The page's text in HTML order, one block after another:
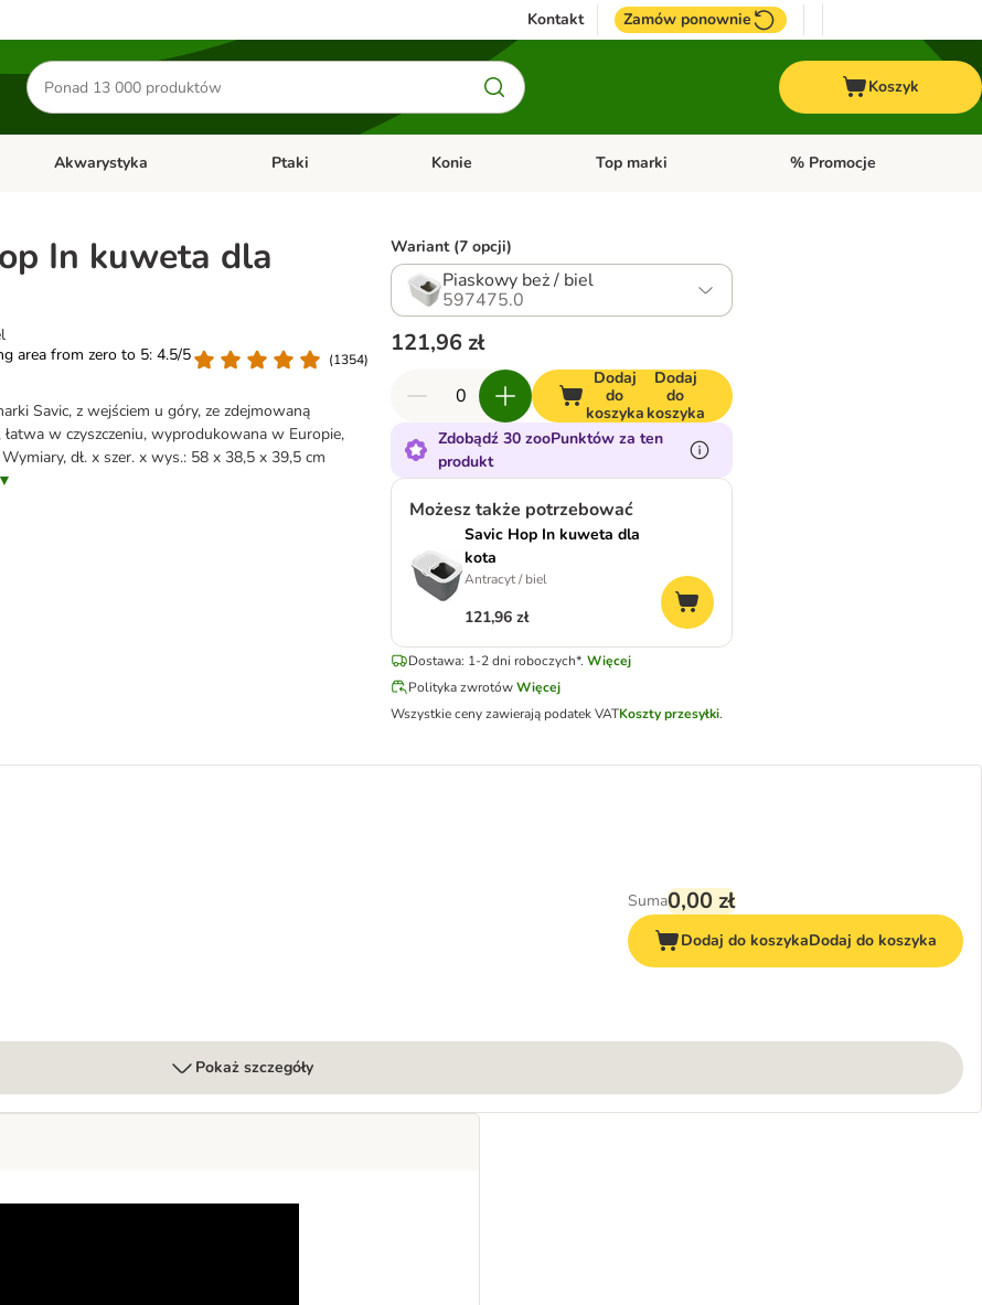
Kontakt Zamów ponownie
Szukaj
produktów
Koszyk
Otwórz menu kategorii: Małe zwierzęta
Akwarystyka Otwórz menu kategorii: Akwarystyka
Ptaki Otwórz menu kategorii: Ptaki
Konie Otwórz menu kategorii: Konie
Top marki Otwórz menu kategorii: Top
% Promocje
In kuweta dla
area from zero to 5: 4.5/5
(1354)
Savic, z wejściem u góry, ze zdejmowaną
łatwa w czyszczeniu, wyprodukowana w Europie,
dł. x szer. x wys.: 58 x 38,5 x 39,5 cm
Wariant (7 opcji)
Piaskowy beż / biel
597475.0
121,96 zł
Dodaj
do
koszyka
Dodaj
do
koszyka
Zdobądź 30 zooPunktów za ten
produkt
Możesz także potrzebować
Savic Hop In kuweta dla
kota
Antracyt / biel
121,96 zł
Dostawa: 1-2 dni roboczych*. Więcej
Polityka zwrotów Więcej
Wszystkie ceny zawierają podatek VATKoszty przesyłki.
Suma0,00 zł
Dodaj do koszykaDodaj do koszyka
Pokaż szczegóły